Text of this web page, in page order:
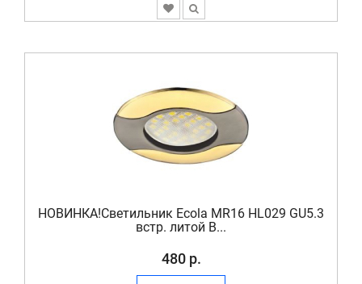
НОВИНКА!Светильник Ecola MR16 HL029 GU5.3
встр. литой В...
480 р.